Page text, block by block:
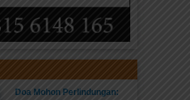
Doa Mohon Perlindungan: